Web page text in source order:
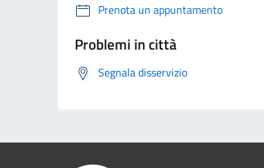
Prenota un appuntamento
Problemi in città
Segnala disservizio